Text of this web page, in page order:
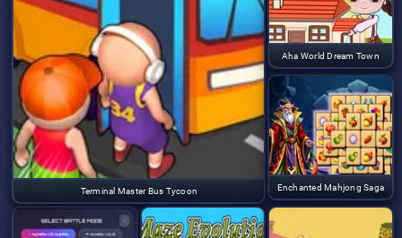
Terminal Master Bus Tycoon
Aha World Dream Town
Enchanted Mahjong Saga